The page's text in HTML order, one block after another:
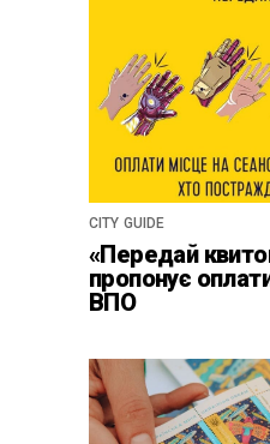
CITY GUIDE
«Передай
пропонує
ВПО